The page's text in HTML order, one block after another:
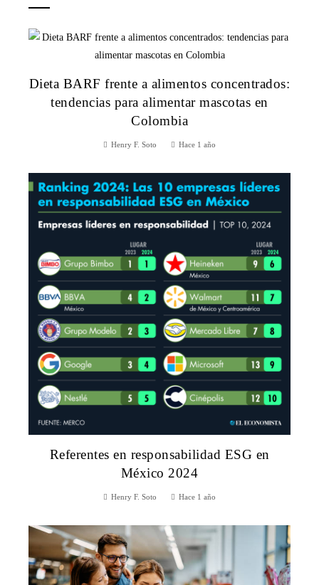
Dieta BARF frente a alimentos concentrados:
tendencias para alimentar mascotas en
Colombia
Henry F. Soto Hace 1 año
Referentes en responsabilidad ESG en
México 2024
Henry F. Soto Hace 1 año